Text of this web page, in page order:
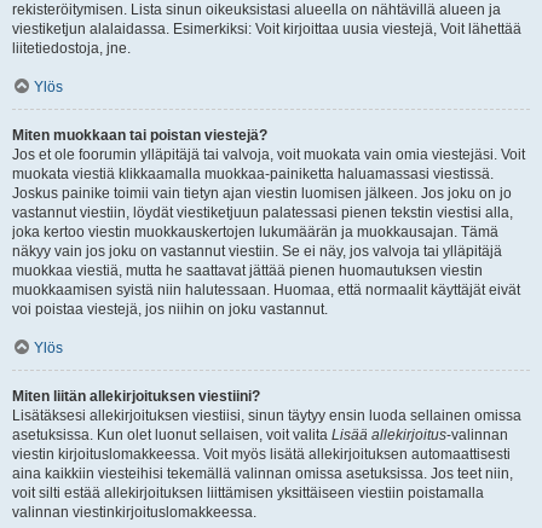
rekisteröitymisen. Lista sinun oikeuksistasi alueella on nähtävillä alueen ja
viestiketjun alalaidassa. Esimerkiksi: Voit kirjoittaa uusia viestejä, Voit lähettää
liitetiedostoja, jne.
Ylös
Miten muokkaan tai poistan viestejä?
Jos et ole foorumin ylläpitäjä tai valvoja, voit muokata vain omia viestejäsi. Voit
muokata viestiä klikkaamalla muokkaa-painiketta haluamassasi viestissä.
Joskus painike toimii vain tietyn ajan viestin luomisen jälkeen. Jos joku on jo
vastannut viestiin, löydät viestiketjuun palatessasi pienen tekstin viestisi alla,
joka kertoo viestin muokkauskertojen lukumäärän ja muokkausajan. Tämä
näkyy vain jos joku on vastannut viestiin. Se ei näy, jos valvoja tai ylläpitäjä
muokkaa viestiä, mutta he saattavat jättää pienen huomautuksen viestin
muokkaamisen syistä niin halutessaan. Huomaa, että normaalit käyttäjät eivät
voi poistaa viestejä, jos niihin on joku vastannut.
Ylös
Miten liitän allekirjoituksen viestiini?
Lisätäksesi allekirjoituksen viestiisi, sinun täytyy ensin luoda sellainen omissa
asetuksissa. Kun olet luonut sellaisen, voit valita Lisää allekirjoitus-valinnan
viestin kirjoituslomakkeessa. Voit myös lisätä allekirjoituksen automaattisesti
aina kaikkiin viesteihisi tekemällä valinnan omissa asetuksissa. Jos teet niin,
voit silti estää allekirjoituksen liittämisen yksittäiseen viestiin poistamalla
valinnan viestinkirjoituslomakkeessa.